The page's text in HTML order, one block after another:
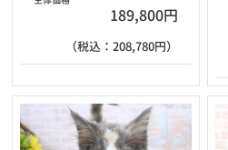
189,800円
（税込：208,780円）